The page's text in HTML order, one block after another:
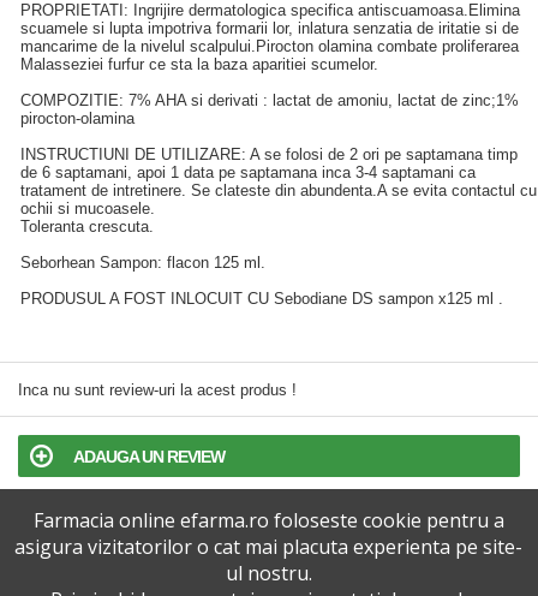
PROPRIETATI: Ingrijire dermatologica specifica antiscuamoasa.Elimina
scuamele si lupta impotriva formarii lor, inlatura senzatia de iritatie si de
mancarime de la nivelul scalpului.Pirocton olamina combate proliferarea
Malasseziei furfur ce sta la baza aparitiei scumelor.
COMPOZITIE: 7% AHA si derivati : lactat de amoniu, lactat de zinc;1%
pirocton-olamina
INSTRUCTIUNI DE UTILIZARE: A se folosi de 2 ori pe saptamana timp
de 6 saptamani, apoi 1 data pe saptamana inca 3-4 saptamani ca
tratament de intretinere. Se clateste din abundenta.A se evita contactul cu
ochii si mucoasele.
­Toleranta crescuta.
Seborhean Sampon: flacon 125 ml.
PRODUSUL A FOST INLOCUIT CU Sebodiane DS sampon x125 ml .
Inca nu sunt review-uri la acest produs !
ADAUGA UN REVIEW
TERMENI SI CONDITII
POLITICA DE CONFIDENTIALITATE
Farmacia online efarma.ro foloseste cookie pentru a
asigura vizitatorilor o cat mai placuta experienta pe site-
ul nostru.